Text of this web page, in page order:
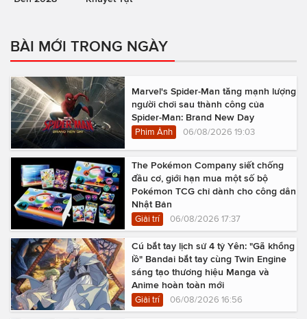
BÀI MỚI TRONG NGÀY
Marvel's Spider-Man tăng mạnh lượng
người chơi sau thành công của
Spider-Man: Brand New Day
Phim Ảnh 06/08/2026 19:03
The Pokémon Company siết chống
đầu cơ, giới hạn mua một số bộ
Pokémon TCG chỉ dành cho công dân
Nhật Bản
Giải trí 06/08/2026 17:37
Cú bắt tay lịch sử 4 tỷ Yên: "Gã khổng
lồ" Bandai bắt tay cùng Twin Engine
sáng tạo thương hiệu Manga và
Anime hoàn toàn mới
Giải trí 06/08/2026 16:56